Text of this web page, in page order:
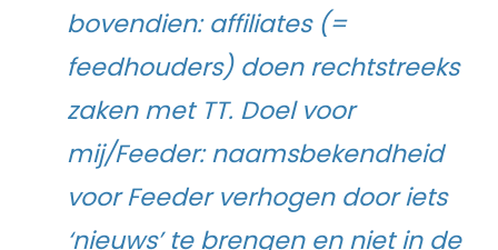
bovendien: affiliates (=
feedhouders) doen rechtstreeks
zaken met TT. Doel voor
mij/Feeder: naamsbekendheid
voor Feeder verhogen door iets
‘nieuws’ te brengen en niet in de